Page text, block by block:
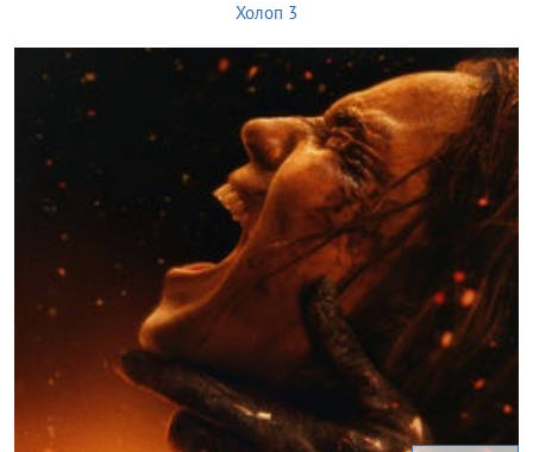
Холоп 3